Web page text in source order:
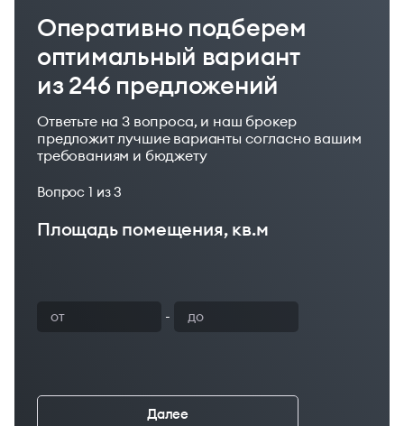
Оперативно подберем
оптимальный вариант
из 246 предложений
Ответьте на 3 вопроса, и наш брокер
предложит лучшие варианты согласно вашим
требованиям и бюджету
Вопрос 1 из 3
Площадь помещения, кв.м
-
Далее